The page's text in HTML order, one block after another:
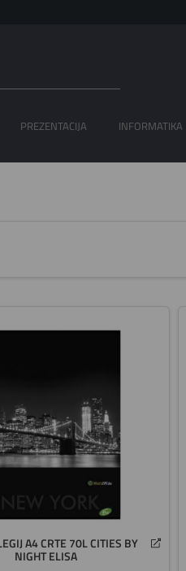
PREZENTACIJA INFORMATIKA
A4 CRTE 70L CITIES BY
NIGHT ELISA